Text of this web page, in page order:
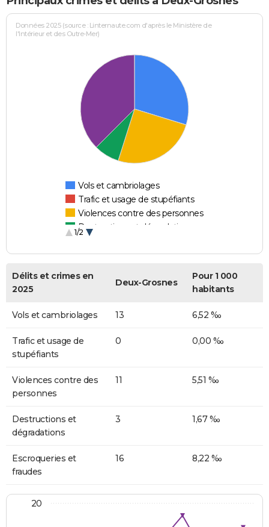
Données 2025 (source : Linternaute.com d'après le Ministère de
l'Intérieur et des Outre-Mer)
Vols et cambriolages
Trafic et usage de stupéfiants
Violences contre des personnes
Destructions et dégradations
1/2
Délits et crimes en
2025
Deux-Grosnes
Pour 1 000
habitants
Vols et cambriolages 13 6,52 ‰
Trafic et usage de
stupéfiants
0 0,00 ‰
Violences contre des
personnes
11 5,51 ‰
Destructions et
dégradations
3 1,67 ‰
Escroqueries et
fraudes
16 8,22 ‰
20